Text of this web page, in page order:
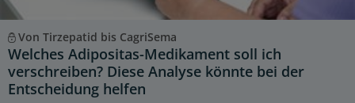
Von Tirzepatid bis CagriSema
Welches Adipositas-Medikament soll ich
verschreiben? Diese Analyse könnte bei der
Entscheidung helfen